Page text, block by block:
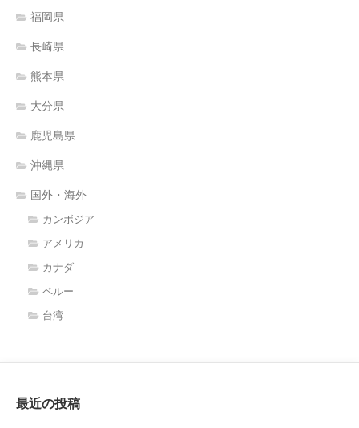
福岡県
長崎県
熊本県
大分県
鹿児島県
沖縄県
国外・海外
カンボジア
アメリカ
カナダ
ペルー
台湾
最近の投稿